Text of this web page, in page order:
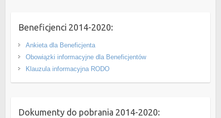
Beneficjenci 2014-2020:
Ankieta dla Beneficjenta
Obowiązki informacyjne dla Beneficjentów
Klauzula informacyjna RODO
Dokumenty do pobrania 2014-2020: